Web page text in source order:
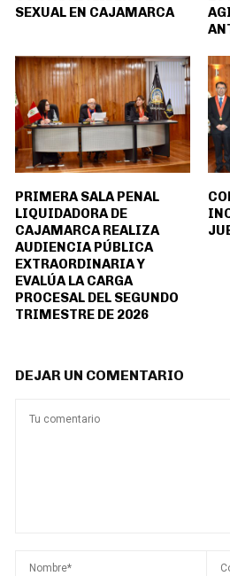
SEXUAL EN CAJAMARCA
PRIMERA SALA PENAL
LIQUIDADORA DE
CAJAMARCA REALIZA
AUDIENCIA PÚBLICA
EXTRAORDINARIA Y
EVALÚA LA CARGA
PROCESAL DEL SEGUNDO
TRIMESTRE DE 2026
DEJAR UN COMENTARIO